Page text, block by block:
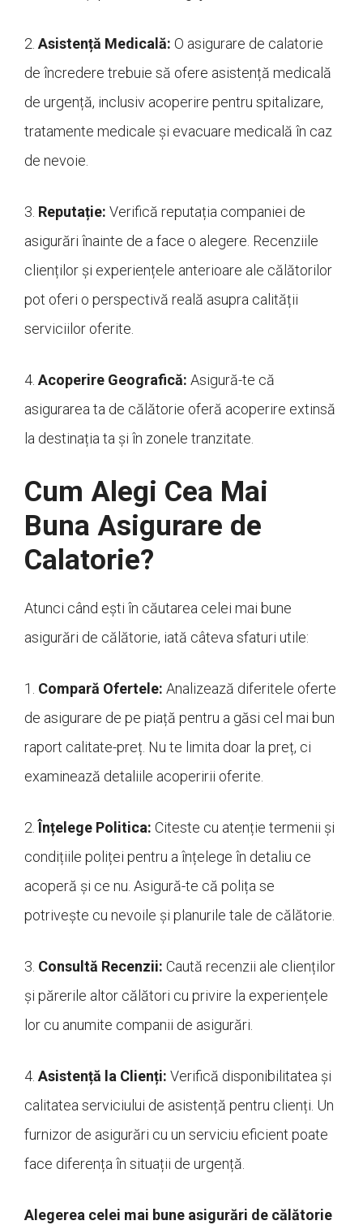
2. Asistență Medicală: O asigurare de calatorie
de încredere trebuie să ofere asistență medicală
de urgență, inclusiv acoperire pentru spitalizare,
tratamente medicale și evacuare medicală în caz
de nevoie.
3. Reputație: Verifică reputația companiei de
asigurări înainte de a face o alegere. Recenziile
clienților și experiențele anterioare ale călătorilor
pot oferi o perspectivă reală asupra calității
serviciilor oferite.
4. Acoperire Geografică: Asigură-te că
asigurarea ta de călătorie oferă acoperire extinsă
la destinația ta și în zonele tranzitate.
Cum Alegi Cea Mai
Buna Asigurare de
Calatorie?
Atunci când ești în căutarea celei mai bune
asigurări de călătorie, iată câteva sfaturi utile:
1. Compară Ofertele: Analizează diferitele oferte
de asigurare de pe piață pentru a găsi cel mai bun
raport calitate-preț. Nu te limita doar la preț, ci
examinează detaliile acoperirii oferite.
2. Înțelege Politica: Citeste cu atenție termenii și
condițiile poliței pentru a înțelege în detaliu ce
acoperă și ce nu. Asigură-te că polița se
potrivește cu nevoile și planurile tale de călătorie.
3. Consultă Recenzii: Caută recenzii ale clienților
și părerile altor călători cu privire la experiențele
lor cu anumite companii de asigurări.
4. Asistență la Clienți: Verifică disponibilitatea și
calitatea serviciului de asistență pentru clienți. Un
furnizor de asigurări cu un serviciu eficient poate
face diferența în situații de urgență.
Alegerea celei mai bune asigurări de călătorie